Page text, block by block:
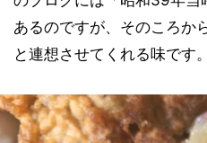
あるのですが、そのころか
と連想させてくれる味です。